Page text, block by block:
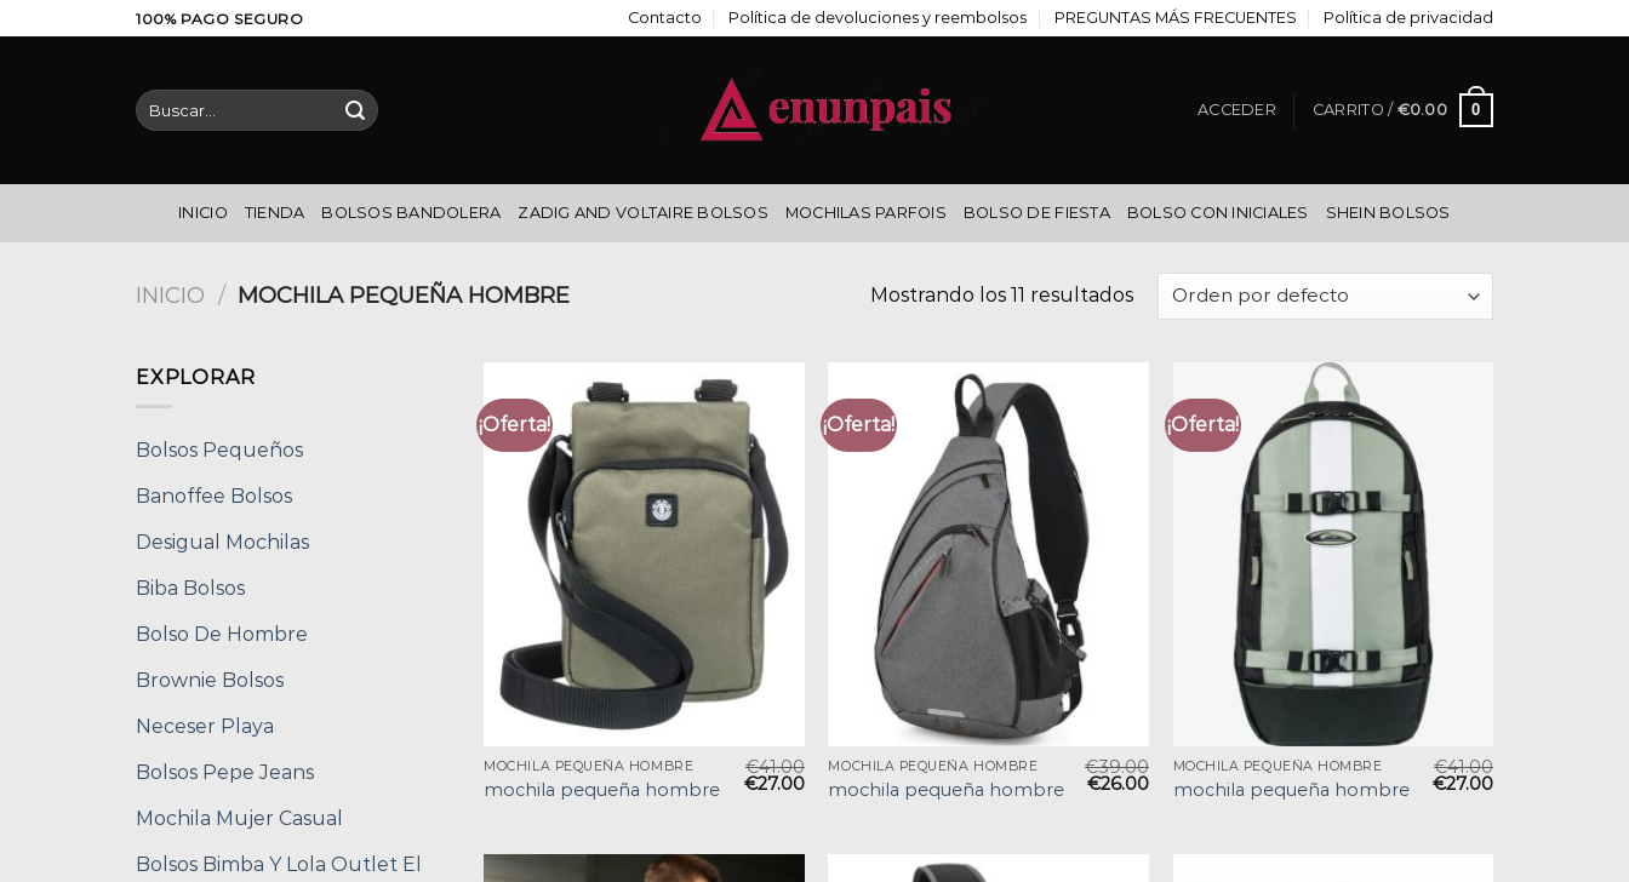
al
100% PAGO SEGURO Contacto Política de devoluciones y reembolsos PREGUNTAS MÁS FRECUENTES Política de privacidad
Buscar
por:
ACCEDER CARRITO / €0.00 0
INICIO TIENDA BOLSOS BANDOLERA ZADIG AND VOLTAIRE BOLSOS MOCHILAS PARFOIS BOLSO DE FIESTA BOLSO CON INICIALES SHEIN BOLSOS
INICIO / MOCHILA PEQUEÑA HOMBRE Mostrando los 11 resultados
EXPLORAR
Bolsos Pequeños
Banoffee Bolsos
Desigual Mochilas
Biba Bolsos
Bolso De Hombre
Brownie Bolsos
Neceser Playa
Bolsos Pepe Jeans
Mochila Mujer Casual
Bolsos Bimba Y Lola Outlet El
¡Oferta!
MOCHILA PEQUEÑA HOMBRE
mochila pequeña hombre
€41.00
€27.00
¡Oferta!
MOCHILA PEQUEÑA HOMBRE
mochila pequeña hombre
€39.00
€26.00
¡Oferta!
MOCHILA PEQUEÑA HOMBRE
mochila pequeña hombre
€41.00
€27.00